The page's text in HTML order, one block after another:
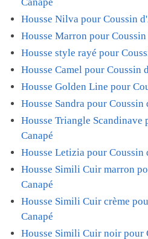
Canapé
Housse Nilva pour Coussin
Housse Marron pour Coussin
Housse style rayé pour
Housse Camel pour Coussin
Housse Golden Line pour
Housse Sandra pour Coussin
Housse Triangle Scandinave
Canapé
Housse Letizia pour Coussin
Housse Simili Cuir marron
Canapé
Housse Simili Cuir crème
Canapé
Housse Simili Cuir noir pour